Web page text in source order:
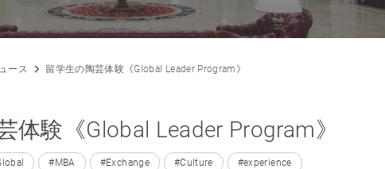
ース 留学生の陶芸体験《Global Leader Program》
体験《Global Leader Program》
#MBA #Exchange #Culture #experience